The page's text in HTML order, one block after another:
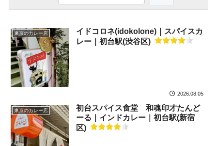
東京のカレー店
イドコロネ(idokolone)｜スパイスカ
レー｜初台駅(渋谷区)
2026.08.05
東京のカレー店
初台スパイス食堂 和魂印才たんど
ーる｜インドカレー｜初台駅(新宿
区)